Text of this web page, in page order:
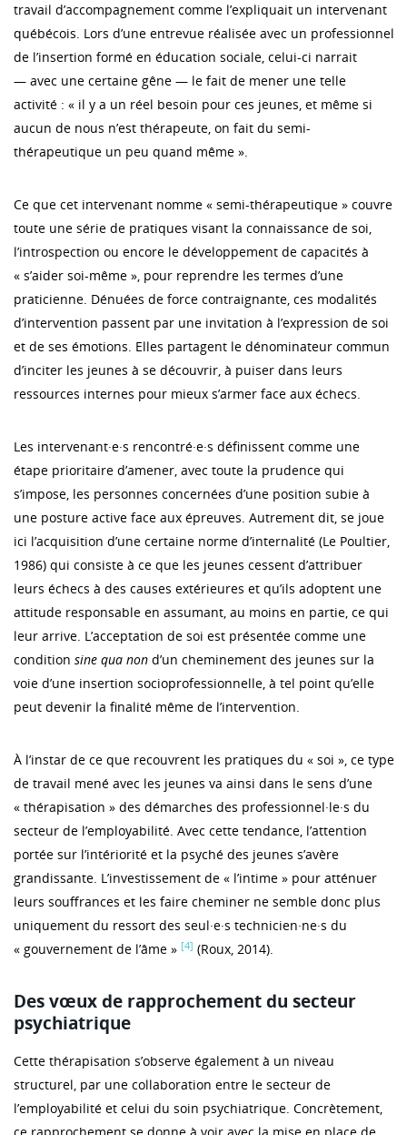
travail d’accompagnement comme l’expliquait un intervenant
québécois. Lors d’une entrevue réalisée avec un professionnel
de l’insertion formé en éducation sociale, celui-ci narrait
— avec une certaine gêne — le fait de mener une telle
activité : « il y a un réel besoin pour ces jeunes, et même si
aucun de nous n’est thérapeute, on fait du semi-
thérapeutique un peu quand même ».
Ce que cet intervenant nomme « semi-thérapeutique » couvre
toute une série de pratiques visant la connaissance de soi,
l’introspection ou encore le développement de capacités à
« s’aider soi-même », pour reprendre les termes d’une
praticienne. Dénuées de force contraignante, ces modalités
d’intervention passent par une invitation à l’expression de soi
et de ses émotions. Elles partagent le dénominateur commun
d’inciter les jeunes à se découvrir, à puiser dans leurs
ressources internes pour mieux s’armer face aux échecs.
Les intervenant·e·s rencontré·e·s définissent comme une
étape prioritaire d’amener, avec toute la prudence qui
s’impose, les personnes concernées d’une position subie à
une posture active face aux épreuves. Autrement dit, se joue
ici l’acquisition d’une certaine norme d’internalité (Le Poultier,
1986) qui consiste à ce que les jeunes cessent d’attribuer
leurs échecs à des causes extérieures et qu’ils adoptent une
attitude responsable en assumant, au moins en partie, ce qui
leur arrive. L’acceptation de soi est présentée comme une
condition sine qua non d’un cheminement des jeunes sur la
voie d’une insertion socioprofessionnelle, à tel point qu’elle
peut devenir la finalité même de l’intervention.
À l’instar de ce que recouvrent les pratiques du « soi », ce type
de travail mené avec les jeunes va ainsi dans le sens d’une
« thérapisation » des démarches des professionnel·le·s du
secteur de l’employabilité. Avec cette tendance, l’attention
portée sur l’intériorité et la psyché des jeunes s’avère
grandissante. L’investissement de « l’intime » pour atténuer
leurs souffrances et les faire cheminer ne semble donc plus
uniquement du ressort des seul·e·s technicien·ne·s du
« gouvernement de l’âme » [4] (Roux, 2014).
Des vœux de rapprochement du secteur
psychiatrique
Cette thérapisation s’observe également à un niveau
structurel, par une collaboration entre le secteur de
l’employabilité et celui du soin psychiatrique. Concrètement,